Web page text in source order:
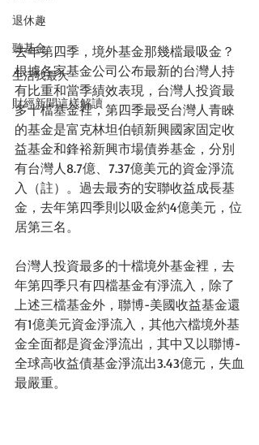
退休趣
聽基金
生活我最大
財經新聞這樣解讀
去年第四季，境外基金那幾檔最吸金？
根據各家基金公司公布最新的台灣人持
有比重和當季績效表現，台灣人投資最
多十檔基金裡，第四季最受台灣人青睞
的基金是富克林坦伯頓新興國家固定收
益基金和鋒裕新興市場債券基金，分別
有台灣人8.7億、7.37億美元的資金淨流
入（註）。過去最夯的安聯收益成長基
金，去年第四季則以吸金約4億美元，位
居第三名。
台灣人投資最多的十檔境外基金裡，去
年第四季只有四檔基金有淨流入，除了
上述三檔基金外，聯博-美國收益基金還
有1億美元資金淨流入，其他六檔境外基
金全面都是資金淨流出，其中又以聯博-
全球高收益債基金淨流出3.43億元，失血
最嚴重。